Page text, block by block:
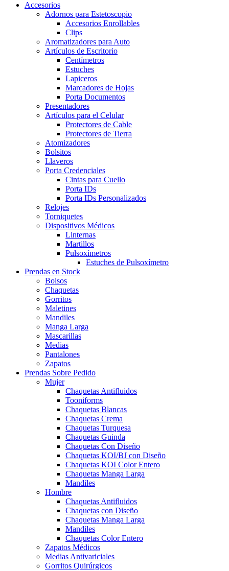
Accesorios
Adornos para Estetoscopio
Accesorios Enrollables
Clips
Aromatizadores para Auto
Artículos de Escritorio
Centímetros
Estuches
Lapiceros
Marcadores de Hojas
Porta Documentos
Presentadores
Artículos para el Celular
Protectores de Cable
Protectores de Tierra
Atomizadores
Bolsitos
Llaveros
Porta Credenciales
Cintas para Cuello
Porta IDs
Porta IDs Personalizados
Relojes
Torniquetes
Dispositivos Médicos
Linternas
Martillos
Pulsoxímetros
Estuches de Pulsoxímetro
Prendas en Stock
Bolsos
Chaquetas
Gorritos
Maletines
Mandiles
Manga Larga
Mascarillas
Medias
Pantalones
Zapatos
Prendas Sobre Pedido
Mujer
Chaquetas Antifluidos
Tooniforms
Chaquetas Blancas
Chaquetas Crema
Chaquetas Turquesa
Chaquetas Guinda
Chaquetas Con Diseño
Chaquetas KOI/BJ con Diseño
Chaquetas KOI Color Entero
Chaquetas Manga Larga
Mandiles
Hombre
Chaquetas Antifluidos
Chaquetas con Diseño
Chaquetas Manga Larga
Mandiles
Chaquetas Color Entero
Zapatos Médicos
Medias Antivariciales
Gorritos Quirúrgicos